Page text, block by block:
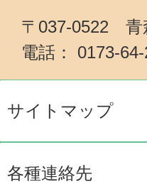
〒037-0522 青
電話： 0173-
サイトマップ
各種連絡先